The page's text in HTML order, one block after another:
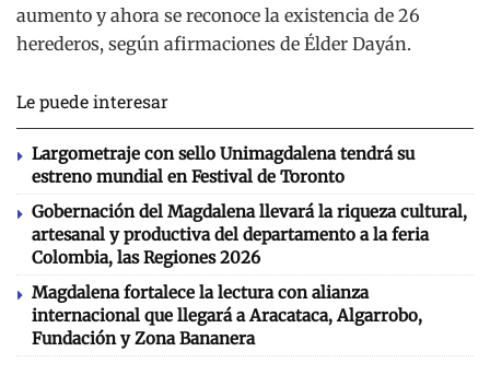
aumento y ahora se reconoce la existencia de 26
herederos, según afirmaciones de Élder Dayán.
Le puede interesar
Largometraje con sello Unimagdalena tendrá su
estreno mundial en Festival de Toronto
Gobernación del Magdalena llevará la riqueza cultural,
artesanal y productiva del departamento a la feria
Colombia, las Regiones 2026
Magdalena fortalece la lectura con alianza
internacional que llegará a Aracataca, Algarrobo,
Fundación y Zona Bananera